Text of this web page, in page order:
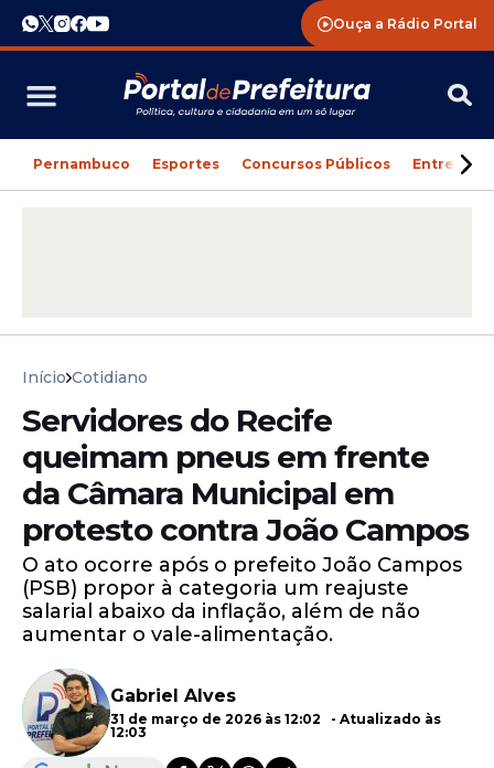
Ouça a Rádio Portal
Pernambuco Esportes Concursos Públicos
Início Cotidiano
Servidores do Recife
queimam pneus em frente
da Câmara Municipal em
protesto contra João Campos
O ato ocorre após o prefeito João Campos
(PSB) propor à categoria um reajuste
salarial abaixo da inflação, além de não
aumentar o vale-alimentação.
Gabriel Alves
31 de março de 2026 às 12:02 - Atualizado às
12:03